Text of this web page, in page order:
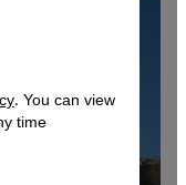
. You can view
time.